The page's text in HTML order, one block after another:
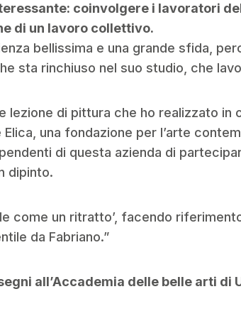
coinvolgere i lavoratori
di un lavoro collettivo.
bellissima e una grande sfida,
sta rinchiuso nel suo studio, che
lezione di pittura che ho realizzato in
una fondazione per l’arte
di questa azienda di
dipinto.
come un ritratto’, facendo
da Fabriano.”
all’Accademia delle belle arti di